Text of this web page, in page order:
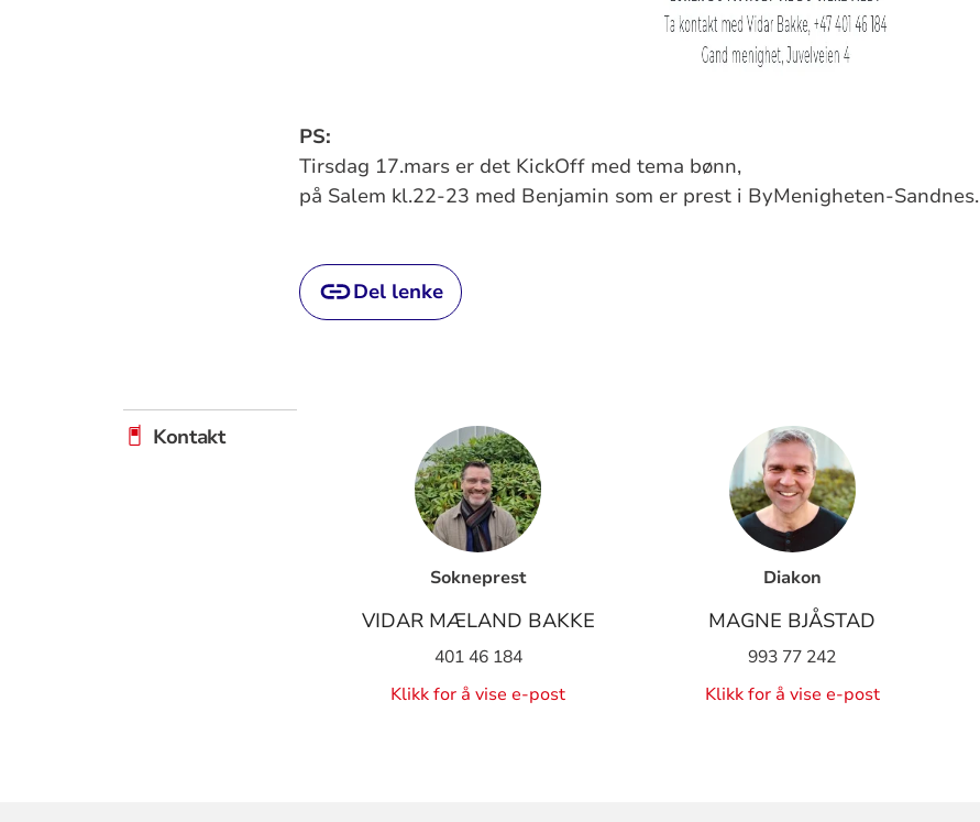
PS:
Tirsdag 17.mars er det KickOff med tema bønn,
på Salem kl.22-23 med Benjamin som er prest i ByMenigheten-Sandnes.
Del lenke
Kontakt
Sokneprest
VIDAR MÆLAND BAKKE
401 46 184
Klikk for å vise e-post
Diakon
MAGNE BJÅSTAD
993 77 242
Klikk for å vise e-post